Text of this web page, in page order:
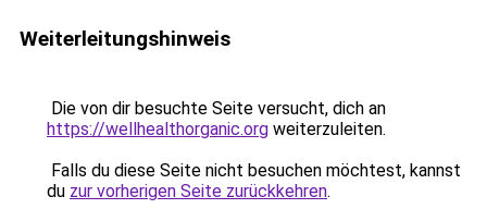
Weiterleitungshinweis
Die von dir besuchte Seite versucht, dich an
https://wellhealthorganic.org weiterzuleiten.
Falls du diese Seite nicht besuchen möchtest, kannst
du zur vorherigen Seite zurückkehren.